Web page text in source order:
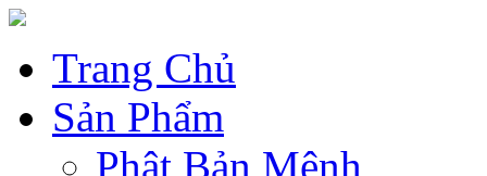
Trang Chủ
Sản Phẩm
Phật Bản Mệnh